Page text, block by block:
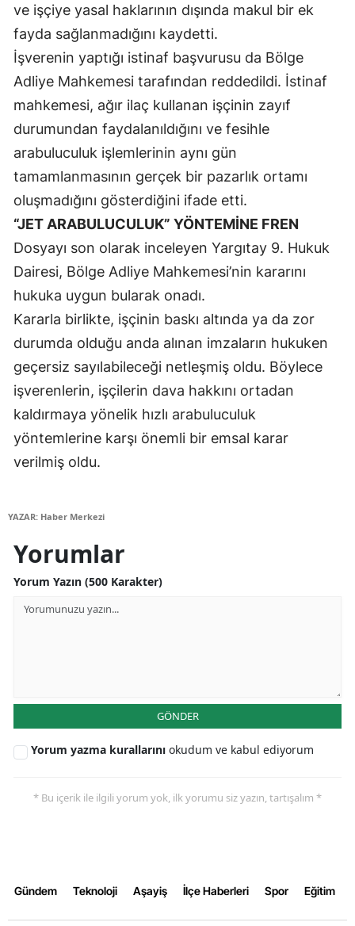
Karaman
Kırıkkale
Batman
Ardahan
Iğdır
Yalova
Karabük
Kilis
Osmaniye
Düzce
ve işçiye yasal haklarının dışında makul bir ek
fayda sağlanmadığını kaydetti.
İşverenin yaptığı istinaf başvurusu da Bölge
Adliye Mahkemesi tarafından reddedildi. İstinaf
mahkemesi, ağır ilaç kullanan işçinin zayıf
durumundan faydalanıldığını ve fesihle
arabuluculuk işlemlerinin aynı gün
tamamlanmasının gerçek bir pazarlık ortamı
oluşmadığını gösterdiğini ifade etti.
“JET ARABULUCULUK” YÖNTEMİNE FREN
Dosyayı son olarak inceleyen Yargıtay 9. Hukuk
Dairesi, Bölge Adliye Mahkemesi’nin kararını
hukuka uygun bularak onadı.
Kararla birlikte, işçinin baskı altında ya da zor
durumda olduğu anda alınan imzaların hukuken
geçersiz sayılabileceği netleşmiş oldu. Böylece
işverenlerin, işçilerin dava hakkını ortadan
kaldırmaya yönelik hızlı arabuluculuk
yöntemlerine karşı önemli bir emsal karar
verilmiş oldu.
YAZAR: Haber Merkezi
Yorumlar
Yorum Yazın (500 Karakter)
GÖNDER
Yorum yazma kurallarını okudum ve kabul ediyorum
* Bu içerik ile ilgili yorum yok, ilk yorumu siz yazın, tartışalım *
Gündem Teknoloji Aşayiş İlçe Haberleri Spor Eğitim